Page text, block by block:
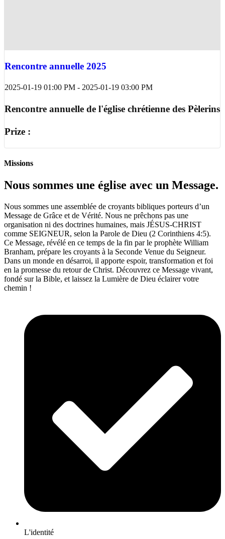
Rencontre annuelle 2025
2025-01-19 01:00 PM - 2025-01-19 03:00 PM
Rencontre annuelle de l'église chrétienne des Pèlerins
Prize :
Missions
Nous sommes une église avec un Message.
Nous sommes une assemblée de croyants bibliques porteurs d’un
Message de Grâce et de Vérité. Nous ne prêchons pas une
organisation ni des doctrines humaines, mais JÉSUS-CHRIST
comme SEIGNEUR, selon la Parole de Dieu (2 Corinthiens 4:5).
Ce Message, révélé en ce temps de la fin par le prophète William
Branham, prépare les croyants à la Seconde Venue du Seigneur.
Dans un monde en désarroi, il apporte espoir, transformation et foi
en la promesse du retour de Christ. Découvrez ce Message vivant,
fondé sur la Bible, et laissez la Lumière de Dieu éclairer votre
chemin !
L'identité